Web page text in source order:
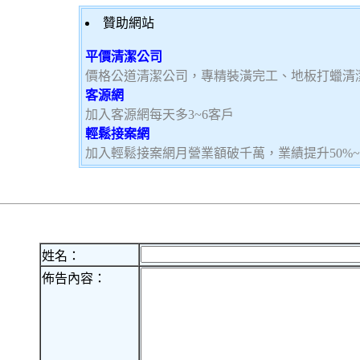
贊助網站
平價清潔公司
價格公道清潔公司，專精裝潢完工、地板打蠟
客源網
加入客源網每天多3~6客戶
輕鬆接案網
加入輕鬆接案網月營業額破千萬，業績提升
姓名：
佈告內容：